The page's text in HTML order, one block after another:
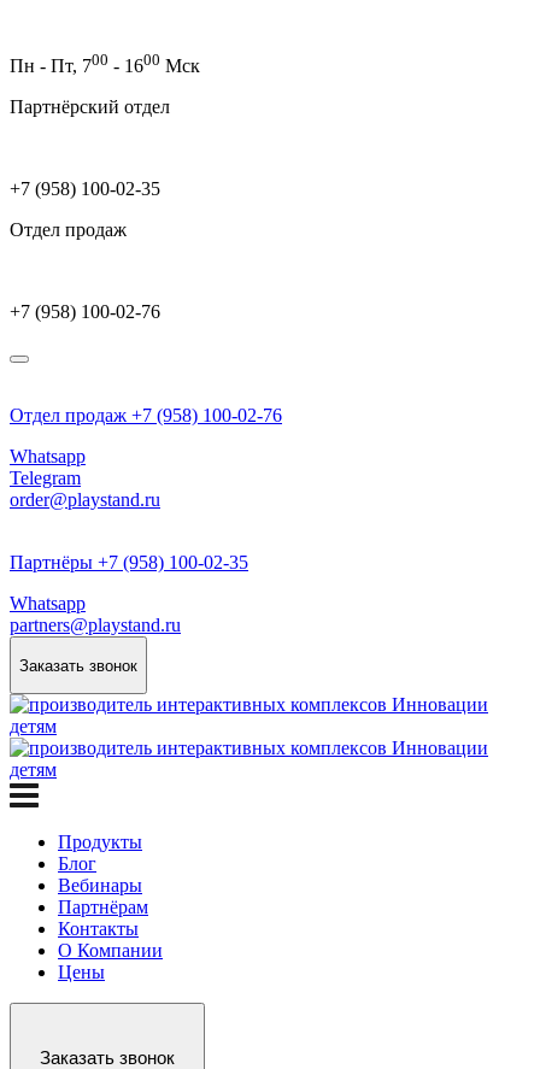
Пн - Пт, 700 - 1600 Мск
Партнёрский отдел
+7 (958) 100-02-35
Отдел продаж
+7 (958) 100-02-76
Отдел продаж +7 (958) 100-02-76
Whatsapp
Telegram
order@playstand.ru
Партнёры +7 (958) 100-02-35
Whatsapp
partners@playstand.ru
Заказать звонок
Продукты
Блог
Вебинары
Партнёрам
Контакты
О Компании
Цены
Заказать звонок